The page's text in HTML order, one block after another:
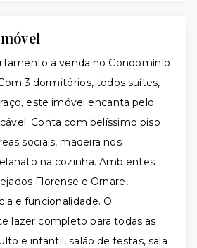
à venda no Condomínio
3 dormitórios, todos suítes,
este imóvel encanta pelo
Conta com belíssimo piso
sociais, madeira nos
na cozinha. Ambientes
Florense e Ornare,
e funcionalidade. O
lazer completo para todas as
e infantil, salão de festas, sala